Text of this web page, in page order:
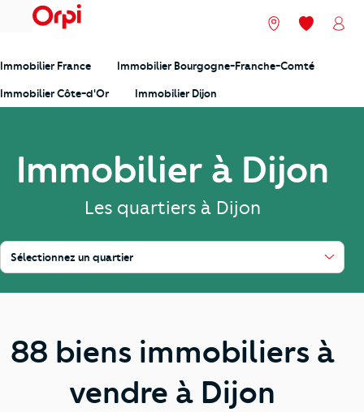
menu Nos agences
Mes
Immobilier France Immobilier Bourgogne-Franche-Comté
Immobilier Côte-d'Or Immobilier Dijon
Immobilier à Dijon
Les quartiers à Dijon
Sélectionnez un quartier
88 biens immobiliers à
vendre à Dijon